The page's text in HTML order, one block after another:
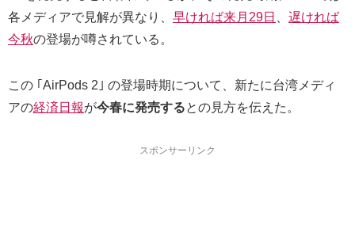
各メディアで見解が異なり、 早ければ来月29日
遅ければ
今秋の登場が噂されている。
この ｢AirPods 2｣ の登場時期について、新たに台湾メディ
アの経済日報が今春に発売するとの見方を伝えた。
スポンサーリンク